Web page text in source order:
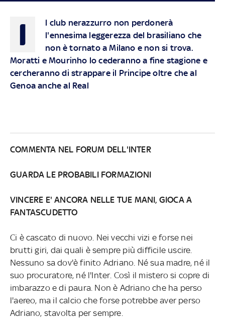
I
l club nerazzurro non perdonerà
l'ennesima leggerezza del brasiliano che
non è tornato a Milano e non si trova.
Moratti e Mourinho lo cederanno a fine stagione e
cercheranno di strappare il Principe oltre che al
Genoa anche al Real
COMMENTA NEL FORUM DELL'INTER
GUARDA LE PROBABILI FORMAZIONI
VINCERE E' ANCORA NELLE TUE MANI, GIOCA A
FANTASCUDETTO
Ci è cascato di nuovo. Nei vecchi vizi e forse nei
brutti giri, dai quali è sempre più difficile uscire.
Nessuno sa dov'è finito Adriano. Né sua madre, né il
suo procuratore, né l'Inter. Così il mistero si copre di
imbarazzo e di paura. Non è Adriano che ha perso
l'aereo, ma il calcio che forse potrebbe aver perso
Adriano, stavolta per sempre.